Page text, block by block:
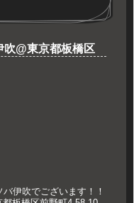
吹@東京都板橋区
伊吹でございます！！